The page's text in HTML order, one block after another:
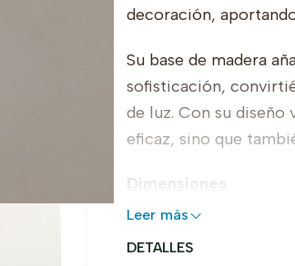
decoración,
Su base de madera
sofisticación,
de luz. Con su
eficaz, sino que
Dimensiones
Ancho: 30 cm
Leer más
DETALLES